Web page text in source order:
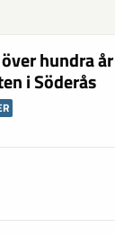
hundra
i Söderås